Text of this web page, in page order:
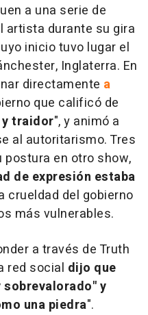
a una serie de
durante su gira
inicio tuvo lugar el
Inglaterra. En
directamente a
que calificó de
traidor", y animó a
al autoritarismo. Tres
en otro show,
de expresión estaba
crueldad del gobierno
más vulnerables.
a través de Truth
red social dijo que
sobrevalorado" y
una piedra".